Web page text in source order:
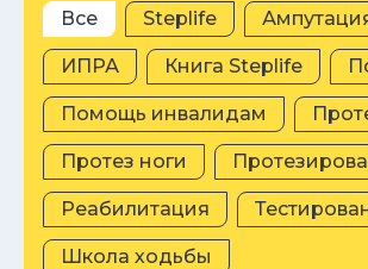
Все Steplife
ИПРА Книга Steplife
Помощь инвалидам
Протез ноги
Реабилитация
Школа ходьбы